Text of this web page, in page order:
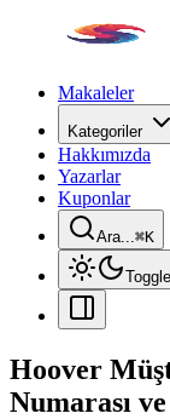
Makaleler
Kategoriler
Hakkımızda
Yazarlar
Kuponlar
Ara...⌘K
Hoover
Numarası